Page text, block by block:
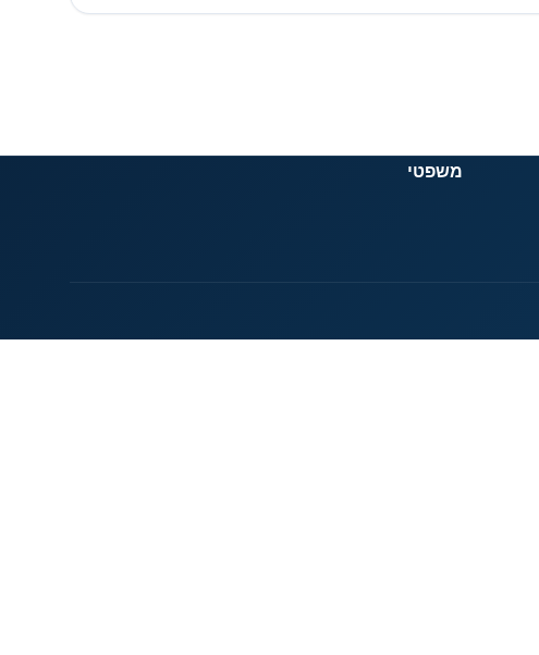
משפטי